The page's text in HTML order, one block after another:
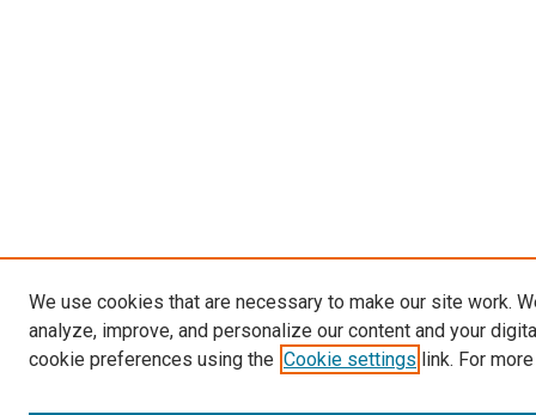
We use cookies that are necessary to make our site work.
analyze, improve, and personalize our content and your
cookie preferences using the Cookie settings link. For